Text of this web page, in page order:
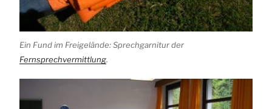
Ein Fund im Freigelände: Sprechgarnitur der
Fernsprechvermittlung.